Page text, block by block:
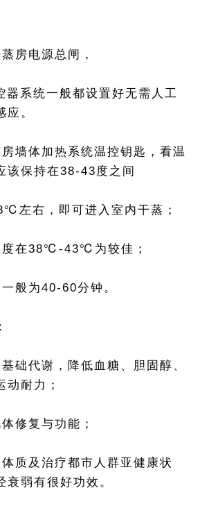
电源总闸，
系统一般都设置好无需人工
应。
体加热系统温控钥匙，看温
该保持在38-43度之间
右，即可进入室内干蒸；
在38℃-43℃为较佳；
为40-60分钟。
代谢，降低血糖、胆固醇、
动耐力；
复与功能；
及治疗都市人群亚健康状
弱有很好功效。